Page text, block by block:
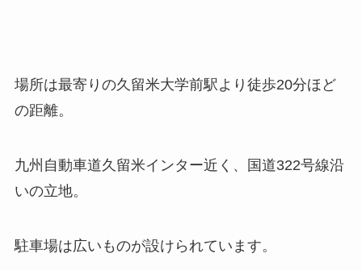
場所は最寄りの久留米大学前駅より徒歩20分ほど
の距離。
九州自動車道久留米インター近く、国道322号線沿
いの立地。
駐車場は広いものが設けられています。